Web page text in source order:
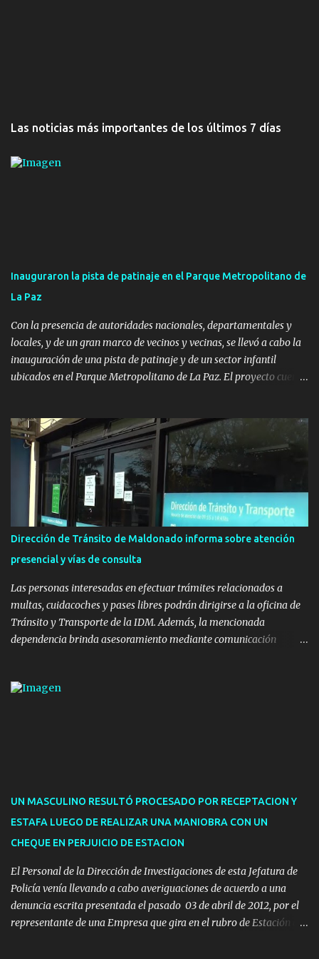
Las noticias más importantes de los últimos 7 días
Inauguraron la pista de patinaje en el Parque Metropolitano de
La Paz
Con la presencia de autoridades nacionales, departamentales y
locales, y de un gran marco de vecinos y vecinas, se llevó a cabo la
inauguración de una pista de patinaje y de un sector infantil
ubicados en el Parque Metropolitano de La Paz. El proyecto cuenta
Pública de OPP, así como aportes del Gobierno de Canelones y del
Ministerio de Transporte y Obras Públicas. La nueva
infraestructura deportiva consiste en una plataforma de 35 m por
20 m con banco de hormigón sobre sus laterales. Su destino será
polifuncional, permitiendo la práctica de patín, hockey, gimnasia y
la realización de eventos culturales. Próximo a la pista, se
instalaron juegos infantiles y equipamiento urbano (bancos de
nuevos pavimentos e iluminación. La totalidad de estas obras
implicaron una inversión estimada ...
Dirección de Tránsito de Maldonado informa sobre atención
presencial y vías de consulta
Las personas interesadas en efectuar trámites relacionados a
multas, cuidacoches y pases libres podrán dirigirse a la oficina de
Tránsito y Transporte de la IDM. Además, la mencionada
dependencia brinda asesoramiento mediante comunicación
presencial comprende los siguientes trámites: Multas: devolución
1921(interno 1456). Cuidacoches: consultas a
1921(interno 1246). Transporte: consultas generales relacionadas a
Uber y Taxi, a través de transporte@maldonado.gub.uy, t...
UN MASCULINO RESULTÓ PROCESADO POR RECEPTACION Y
ESTAFA LUEGO DE REALIZAR UNA MANIOBRA CON UN
CHEQUE EN PERJUICIO DE ESTACION
El Personal de la Dirección de Investigaciones de esta Jefatura de
Policía venía llevando a cabo averiguaciones de acuerdo a una
denuncia escrita presentada el pasado 03 de abril de 2012, por el
representante de una Empresa que gira en el rubro de Estación de